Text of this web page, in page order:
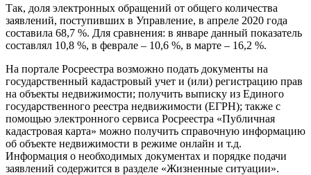
Так, доля электронных обращений от общего количества
заявлений, поступивших в Управление, в апреле 2020 года
составила 68,7 %. Для сравнения: в январе данный показатель
составлял 10,8 %, в феврале – 10,6 %, в марте – 16,2 %.
На портале Росреестра возможно подать документы на
государственный кадастровый учет и (или) регистрацию прав
на объекты недвижимости; получить выписку из Единого
государственного реестра недвижимости (ЕГРН); также с
помощью электронного сервиса Росреестра «Публичная
кадастровая карта» можно получить справочную информацию
об объекте недвижимости в режиме онлайн и т.д.
Информация о необходимых документах и порядке подачи
заявлений содержится в разделе «Жизненные ситуации».